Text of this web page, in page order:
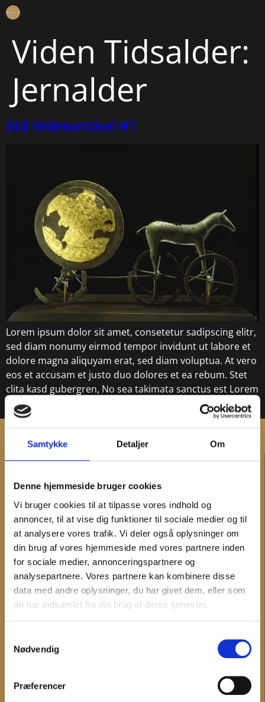
Samtykke Detaljer Om
Denne hjemmeside bruger cookies
Vi bruger cookies til at tilpasse vores indhold og
annoncer, til at vise dig funktioner til sociale medier og til
at analysere vores trafik. Vi deler også oplysninger om
din brug af vores hjemmeside med vores partnere inden
for sociale medier, annonceringspartnere og
analysepartnere. Vores partnere kan kombinere disse
data med andre oplysninger, du har givet dem, eller som
de har indsamlet fra din brug af deres tjenester.
Nødvendig
Præferencer
Viden Tidsalder:
Jernalder
Std Videnartikel #1
Lorem ipsum dolor sit amet, consetetur sadipscing elitr,
sed diam nonumy eirmod tempor invidunt ut labore et
dolore magna aliquyam erat, sed diam voluptua. At vero
eos et accusam et justo duo dolores et ea rebum. Stet
clita kasd gubergren, No sea takimata sanctus est Lorem
ipsum dolor sit amet. Lorem ipsum dolor sit amet […]
KONTAKT
Administration og fakturering
Medarbejdere
Hovedtelefonnummer og telefontid
INFORMATION
Det sker
Digitale tilbud
Undervisning
Om Museum Vestsjælland